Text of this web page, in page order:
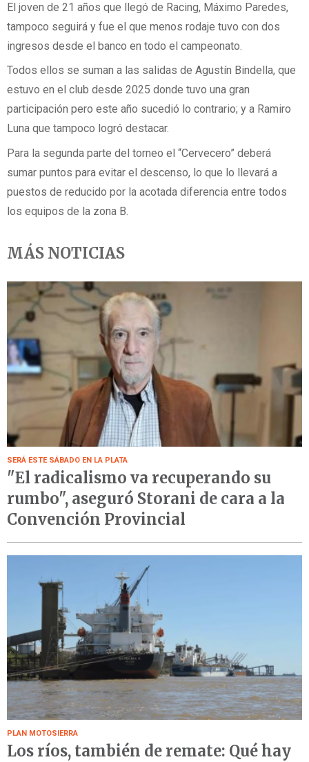
El joven de 21 años que llegó de Racing, Máximo Paredes,
tampoco seguirá y fue el que menos rodaje tuvo con dos
ingresos desde el banco en todo el campeonato.
Todos ellos se suman a las salidas de Agustín Bindella, que
estuvo en el club desde 2025 donde tuvo una gran
participación pero este año sucedió lo contrario; y a Ramiro
Luna que tampoco logró destacar.
Para la segunda parte del torneo el “Cervecero” deberá
sumar puntos para evitar el descenso, lo que lo llevará a
puestos de reducido por la acotada diferencia entre todos
los equipos de la zona B.
MÁS NOTICIAS
SERÁ ESTE SÁBADO EN LA PLATA
"El radicalismo va recuperando su
rumbo", aseguró Storani de cara a la
Convención Provincial
PLAN MOTOSIERRA
Los ríos, también de remate: Qué hay